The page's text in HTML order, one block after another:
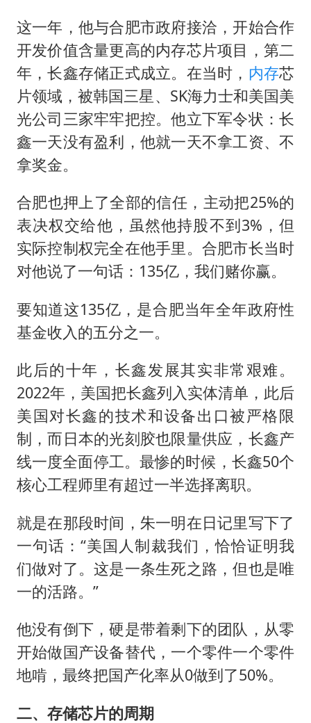
这一年，他与合肥市政府接洽，开始合作
开发价值含量更高的内存芯片项目，第二
年，长鑫存储正式成立。在当时， 内存芯
片领域，被韩国三星、SK海力士和美国美
光公司三家牢牢把控。他立下军令状：长
鑫一天没有盈利，他就一天不拿工资、不
拿奖金。
合肥也押上了全部的信任，主动把25%的
表决权交给他，虽然他持股不到3%，但
实际控制权完全在他手里。合肥市长当时
对他说了一句话：135亿，我们赌你赢。
要知道这135亿，是合肥当年全年政府性
基金收入的五分之一。
此后的十年，长鑫发展其实非常艰难。
2022年，美国把长鑫列入实体清单，此后
美国对长鑫的技术和设备出口被严格限
制，而日本的光刻胶也限量供应，长鑫产
线一度全面停工。最惨的时候，长鑫50个
核心工程师里有超过一半选择离职。
就是在那段时间，朱一明在日记里写下了
一句话：“美国人制裁我们，恰恰证明我
们做对了。这是一条生死之路，但也是唯
一的活路。”
他没有倒下，硬是带着剩下的团队，从零
开始做国产设备替代，一个零件一个零件
地啃，最终把国产化率从0做到了50%。
二、存储芯片的周期